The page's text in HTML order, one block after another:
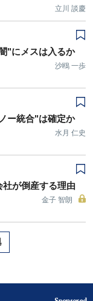
立川 談慶
"にメスは入るか
沙鴎 一歩
ー統合"は確定か
水月 仁史
社が倒産する理由
金子 智朗